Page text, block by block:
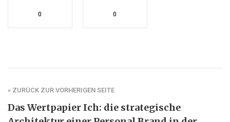
0 0
« ZURÜCK ZUR VORHERIGEN SEITE
Das Wertpapier Ich: die strategische